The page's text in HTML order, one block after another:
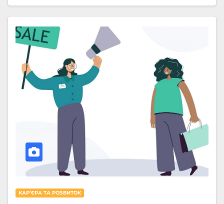
КАРʼЄРА ТА РОЗВИТОК